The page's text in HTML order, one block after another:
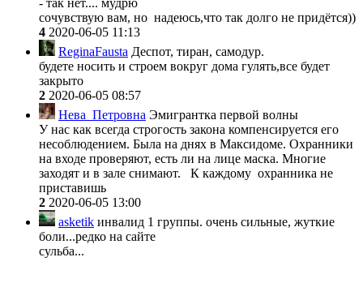
сочувствую вам, но надеюсь,что так долго не придётся))
4 2020-06-05 11:13
ReginaFausta Деспот, тиран, самодур.
будете носить и строем вокруг дома гулять,все будет
закрыто
2 2020-06-05 08:57
Нева_Петровна Эмигрантка первой волны
У нас как всегда строгость закона компенсируется его
несоблюдением. Была на днях в Максидоме. Охранники
на входе проверяют, есть ли на лице маска. Многие
заходят и в зале снимают. К каждому охранника не
приставишь
2 2020-06-05 13:00
asketik инвалид 1 группы. очень сильные, жуткие
боли...редко на сайте
сульба...